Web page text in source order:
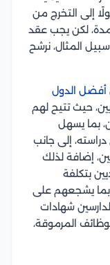
إلى التخرج من
لكن يجب عقد
المثال، نرشح
أفضل الدول
حيث تتيح لهم
بما يسهل
إلى جانب
إضافة لذلك
بتكلفة
يشجعهم على
شهادات
المرموقة،